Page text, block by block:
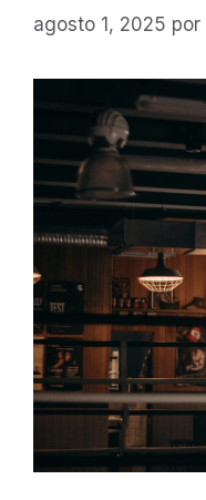
agosto 1, 2025 por